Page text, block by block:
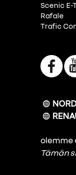
Scenic
Rafale
Trafic
olemme
Tämän